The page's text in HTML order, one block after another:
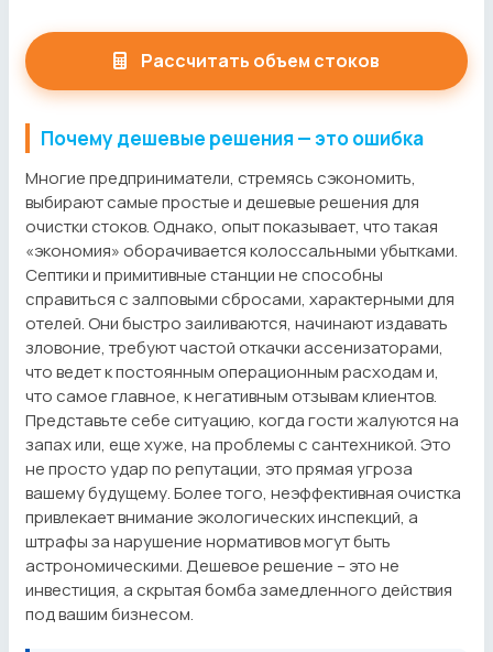
Рассчитать объем стоков
Почему дешевые решения — это ошибка
Многие предприниматели, стремясь сэкономить,
выбирают самые простые и дешевые решения для
очистки стоков. Однако, опыт показывает, что такая
«экономия» оборачивается колоссальными убытками.
Септики и примитивные станции не способны
справиться с залповыми сбросами, характерными для
отелей. Они быстро заиливаются, начинают издавать
зловоние, требуют частой откачки ассенизаторами,
что ведет к постоянным операционным расходам и,
что самое главное, к негативным отзывам клиентов.
Представьте себе ситуацию, когда гости жалуются на
запах или, еще хуже, на проблемы с сантехникой. Это
не просто удар по репутации, это прямая угроза
вашему будущему. Более того, неэффективная очистка
привлекает внимание экологических инспекций, а
штрафы за нарушение нормативов могут быть
астрономическими. Дешевое решение – это не
инвестиция, а скрытая бомба замедленного действия
под вашим бизнесом.